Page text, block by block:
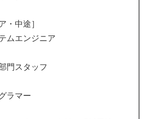
・中途］
ムエンジニア
門スタッフ
ラマー